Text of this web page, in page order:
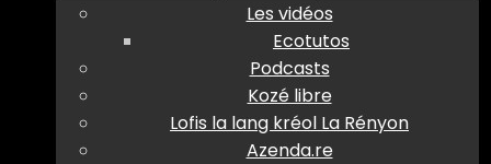
Les vidéos
Ecotutos
Podcasts
Kozé libre
Lofis la lang kréol La Rényon
Azenda.re